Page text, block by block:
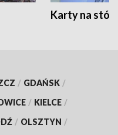
Karty na
/ GDAŃSK /
/ KIELCE /
/ OLSZTYN /